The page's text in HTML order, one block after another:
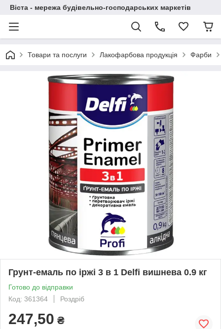
Віста - мережа будівельно-господарських маркетів
Товари та послуги Лакофарбова продукція Фарби
Грунт-емаль по іржі 3 в 1 Delfi вишнева 0.9 кг
Готово до відправки
Код: 361364
Роздріб
247,50 ₴